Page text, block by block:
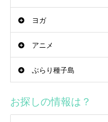
ヨガ
アニメ
ぶらり種子島
お探しの情報は？